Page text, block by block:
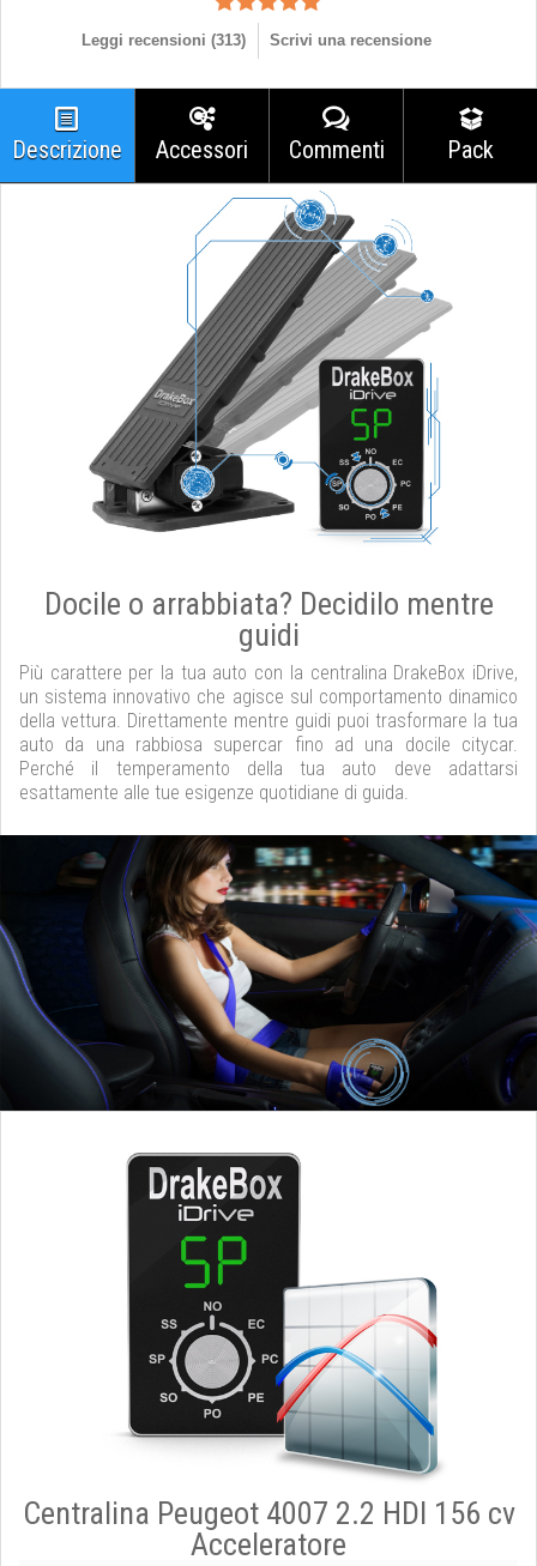
Leggi recensioni (313) Scrivi una recensione
Descrizione Accessori Commenti Pack
Docile o arrabbiata? Decidilo mentre
guidi
Più carattere per la tua auto con la centralina DrakeBox iDrive,
un sistema innovativo che agisce sul comportamento dinamico
della vettura. Direttamente mentre guidi puoi trasformare la tua
auto da una rabbiosa supercar fino ad una docile citycar.
Perché il temperamento della tua auto deve adattarsi
esattamente alle tue esigenze quotidiane di guida.
Centralina Peugeot 4007 2.2 HDI 156 cv
Acceleratore